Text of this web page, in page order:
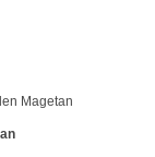
Magetan